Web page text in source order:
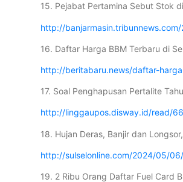
15. Pejabat Pertamina Sebut Stok
http://
16. Daftar Harga BBM Terbaru di
http://beritabaru.news/daftar-
17. Soal Penghapusan Pertalite
http://linggaupos.disway.id/read/
18. Hujan Deras, Banjir dan
http://sulselonline.com/2024/05/
19. 2 Ribu Orang Daftar Fuel Card